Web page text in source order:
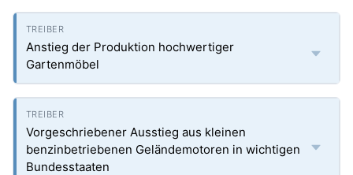
Anstieg der Produktion hochwertiger
Gartenmöbel
Vorgeschriebener Ausstieg aus kleinen
benzinbetriebenen Geländemotoren in wichtigen
Bundesstaaten